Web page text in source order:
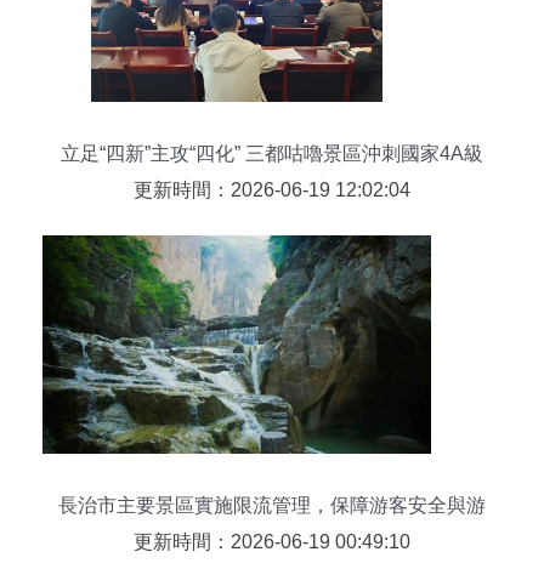
立足“四新”主攻“四化” 三都咕嚕景區沖刺國家4A級
旅游景區創建
更新時間：2026-06-19 12:02:04
長治市主要景區實施限流管理，保障游客安全與游
覽體驗
更新時間：2026-06-19 00:49:10